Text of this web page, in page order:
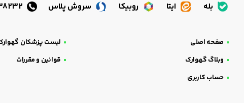
بله ایتا روبیکا سروش پلاس
صفحه اصلی لیست پزشکان
وبلاگ گهوارک
قوانین و مقررات
حساب کاربری